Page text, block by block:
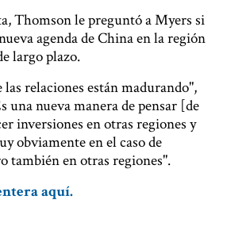
Thomson le preguntó a Myers si
agenda de China en la región
largo plazo.
las relaciones están madurando",
una nueva manera de pensar [de
inversiones en otras regiones y
obviamente en el caso de
también en otras regiones".
aquí.